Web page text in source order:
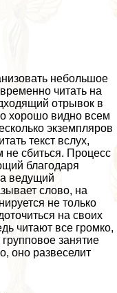
небольшое
читать на
отрывок в
хорошо видно всем
экземпляров
текст вслух,
не сбиться. Процесс
благодаря
ведущий
слово, на
не только
на своих
читают все громко,
занятие
оно развеселит